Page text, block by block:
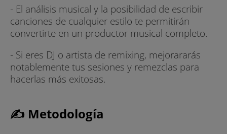
- El análisis musical y la posibilidad de escribir
canciones de cualquier estilo te permitirán
convertirte en un productor musical completo.
- Si eres DJ o artista de remixing, mejorararás
notablemente tus sesiones y remezclas para
hacerlas más exitosas.
✍ Metodología